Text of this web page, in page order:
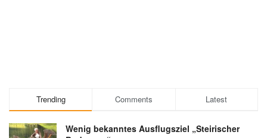
Trending Comments Latest
Wenig bekanntes Ausflugsziel „Steirischer